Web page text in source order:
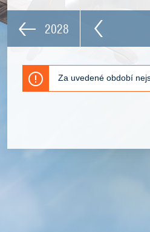
2028
Za uvedené období